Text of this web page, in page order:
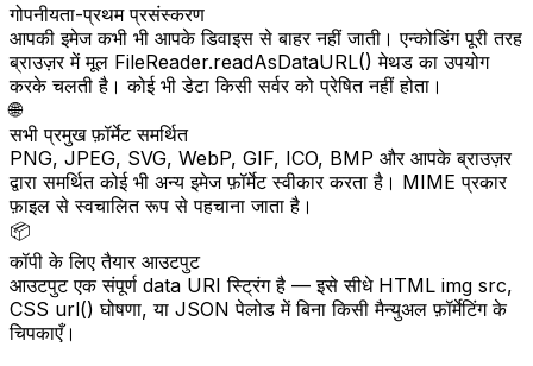
गोपनीयता-प्रथम प्रसंस्करण
आपकी इमेज कभी भी आपके डिवाइस से बाहर नहीं जाती। एन्कोडिंग पूरी तरह
ब्राउज़र में मूल FileReader.readAsDataURL() मेथड का उपयोग
करके चलती है। कोई भी डेटा किसी सर्वर को प्रेषित नहीं होता।
🌐
सभी प्रमुख फ़ॉर्मेट समर्थित
PNG, JPEG, SVG, WebP, GIF, ICO, BMP और आपके ब्राउज़र
द्वारा समर्थित कोई भी अन्य इमेज फ़ॉर्मेट स्वीकार करता है। MIME प्रकार
फ़ाइल से स्वचालित रूप से पहचाना जाता है।
📦
कॉपी के लिए तैयार आउटपुट
आउटपुट एक संपूर्ण data URI स्ट्रिंग है — इसे सीधे HTML img src,
CSS url() घोषणा, या JSON पेलोड में बिना किसी मैन्युअल फ़ॉर्मेटिंग के
चिपकाएँ।